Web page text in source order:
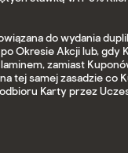
do wydania
Akcji lub, gdy
zamiast
tej samej zasadzie co
Karty przez